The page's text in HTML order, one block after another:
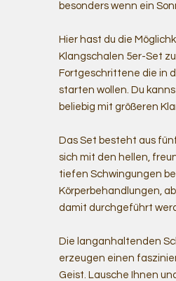
besonders wenn ein
Hier hast du die
Klangschalen 5er-Set
Fortgeschrittene die in
starten wollen. Du
beliebig mit größeren
Das Set besteht aus
sich mit den hellen,
tiefen Schwingungen
Körperbehandlungen,
damit durchgeführt
Die langanhaltenden
erzeugen einen
Geist. Lausche Ihnen